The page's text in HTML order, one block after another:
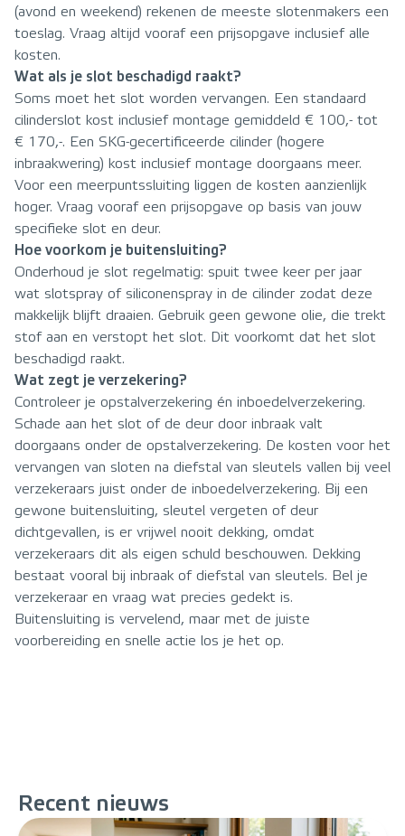
(avond en weekend) rekenen de meeste slotenmakers een
toeslag. Vraag altijd vooraf een prijsopgave inclusief alle
kosten.
Wat als je slot beschadigd raakt?
Soms moet het slot worden vervangen. Een standaard
cilinderslot kost inclusief montage gemiddeld € 100,- tot
€ 170,-. Een SKG-gecertificeerde cilinder (hogere
inbraakwering) kost inclusief montage doorgaans meer.
Voor een meerpuntssluiting liggen de kosten aanzienlijk
hoger. Vraag vooraf een prijsopgave op basis van jouw
specifieke slot en deur.
Hoe voorkom je buitensluiting?
Onderhoud je slot regelmatig: spuit twee keer per jaar
wat slotspray of siliconenspray in de cilinder zodat deze
makkelijk blijft draaien. Gebruik geen gewone olie, die trekt
stof aan en verstopt het slot. Dit voorkomt dat het slot
beschadigd raakt.
Wat zegt je verzekering?
Controleer je opstalverzekering én inboedelverzekering.
Schade aan het slot of de deur door inbraak valt
doorgaans onder de opstalverzekering. De kosten voor het
vervangen van sloten na diefstal van sleutels vallen bij veel
verzekeraars juist onder de inboedelverzekering. Bij een
gewone buitensluiting, sleutel vergeten of deur
dichtgevallen, is er vrijwel nooit dekking, omdat
verzekeraars dit als eigen schuld beschouwen. Dekking
bestaat vooral bij inbraak of diefstal van sleutels. Bel je
verzekeraar en vraag wat precies gedekt is.
Buitensluiting is vervelend, maar met de juiste
voorbereiding en snelle actie los je het op.
Recent nieuws